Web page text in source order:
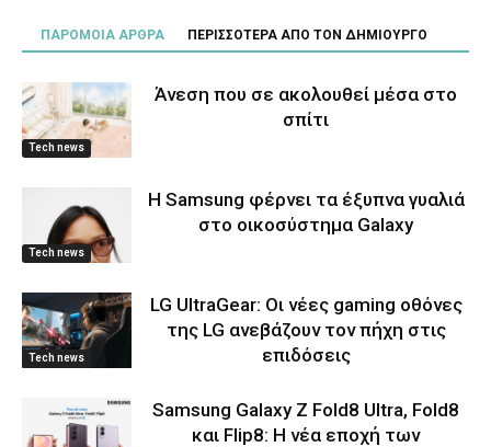
ΠΑΡΟΜΟΙΑ ΑΡΘΡΑ ΠΕΡΙΣΣΟΤΕΡΑ ΑΠΟ ΤΟΝ ΔΗΜΙΟΥΡΓΟ
Tech news
Άνεση που σε ακολουθεί μέσα στο
σπίτι
Tech news
Η Samsung φέρνει τα έξυπνα γυαλιά
στο οικοσύστημα Galaxy
Tech news
LG UltraGear: Οι νέες gaming οθόνες
της LG ανεβάζουν τον πήχη στις
επιδόσεις
Samsung Galaxy Z Fold8 Ultra, Fold8
και Flip8: Η νέα εποχή των